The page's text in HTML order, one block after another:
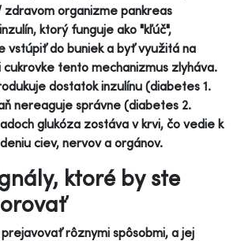
zdravom organizme pankreas
ktorý funguje ako "kľúč",
vstúpiť do buniek a byť využitá na
tento mechanizmus zlyháva.
dostatok inzulínu (diabetes 1.
nereaguje správne (diabetes 2.
glukóza zostáva v krvi, čo vedie k
ciev, nervov a orgánov.
ktoré by ste
rôznymi spôsobmi, a jej